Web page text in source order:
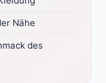
Nähe
des